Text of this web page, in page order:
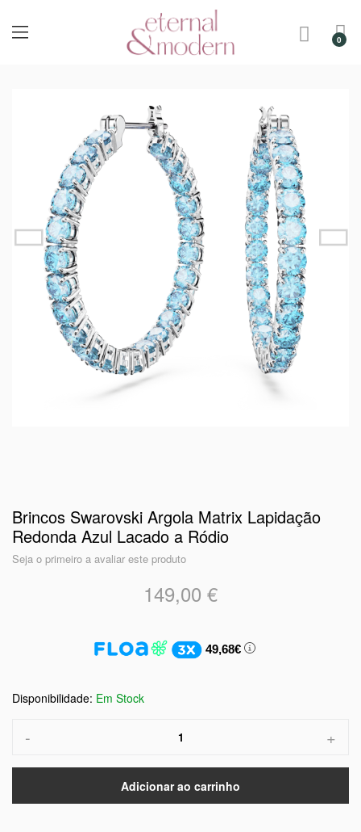
Brincos Swarovski Argola Matrix Lapidação
Redonda Azul Lacado a Ródio
Seja o primeiro a avaliar este produto
149,00 €
49,68€
Em Stock
- +
Adicionar ao carrinho